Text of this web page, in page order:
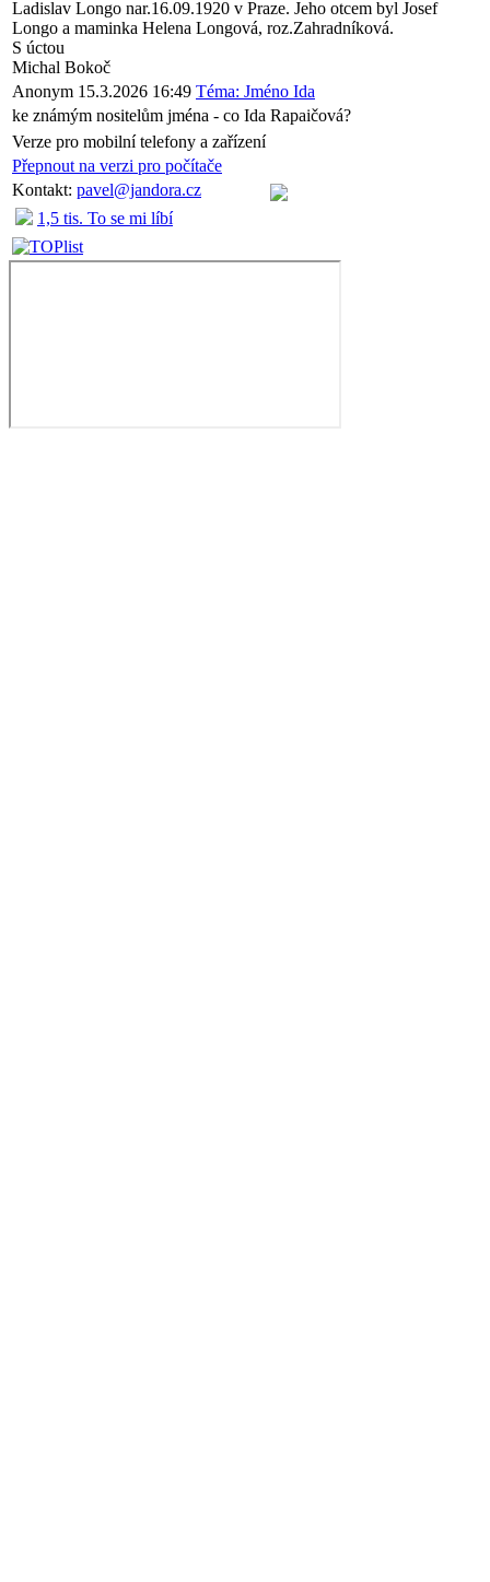
Ladislav Longo nar.16.09.1920 v Praze. Jeho otcem byl Josef
Longo a maminka Helena Longová, roz.Zahradníková.
S úctou
Michal Bokoč
Anonym 15.3.2026 16:49 Téma: Jméno Ida
ke známým nositelům jména - co Ida Rapaičová?
Verze pro mobilní telefony a zařízení
Přepnout na verzi pro počítače
Kontakt: pavel@jandora.cz
1,5 tis. To se mi líbí